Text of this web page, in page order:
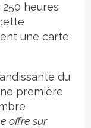
heures
une carte
du
première
offre sur